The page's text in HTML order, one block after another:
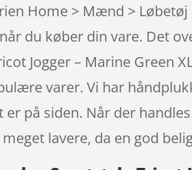
Home > Mænd >
du køber din vare. Det
Jogger – Marine Green
varer. Vi har
på siden. Når der
lavere, da en god